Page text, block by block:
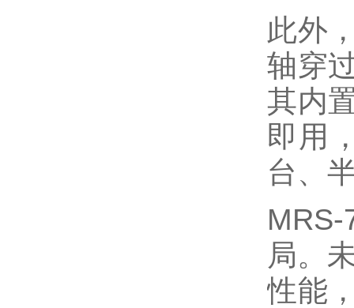
此外
轴穿
其内
即用
台、
局。
性能